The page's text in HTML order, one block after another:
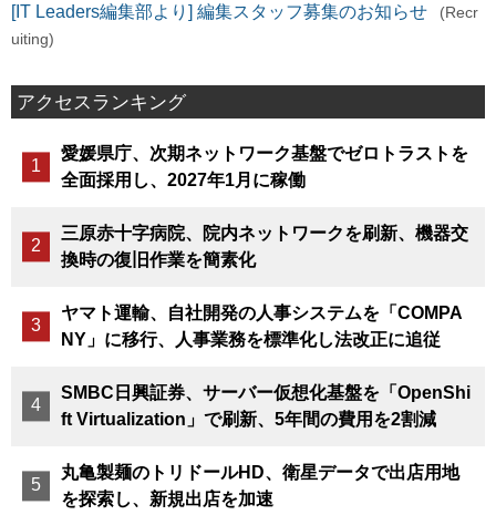
[IT Leaders編集部より] 編集スタッフ募集のお知らせ
(Recr
uiting)
アクセスランキング
愛媛県庁、次期ネットワーク基盤でゼロトラストを
全面採用し、2027年1月に稼働
三原赤十字病院、院内ネットワークを刷新、機器交
換時の復旧作業を簡素化
ヤマト運輸、自社開発の人事システムを「COMPA
NY」に移行、人事業務を標準化し法改正に追従
SMBC日興証券、サーバー仮想化基盤を「OpenShi
ft Virtualization」で刷新、5年間の費用を2割減
丸亀製麺のトリドールHD、衛星データで出店用地
を探索し、新規出店を加速